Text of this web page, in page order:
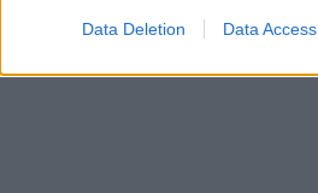
Data Deletion Data Access